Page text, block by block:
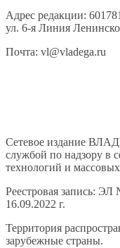
Адрес редакции:
ул. 6-я Линия
Почта: vl@vladega.ru
Сетевое издание
службой по надзору в
технологий и
Реестровая запись:
16.09.2022 г.
Территория
зарубежные страны.